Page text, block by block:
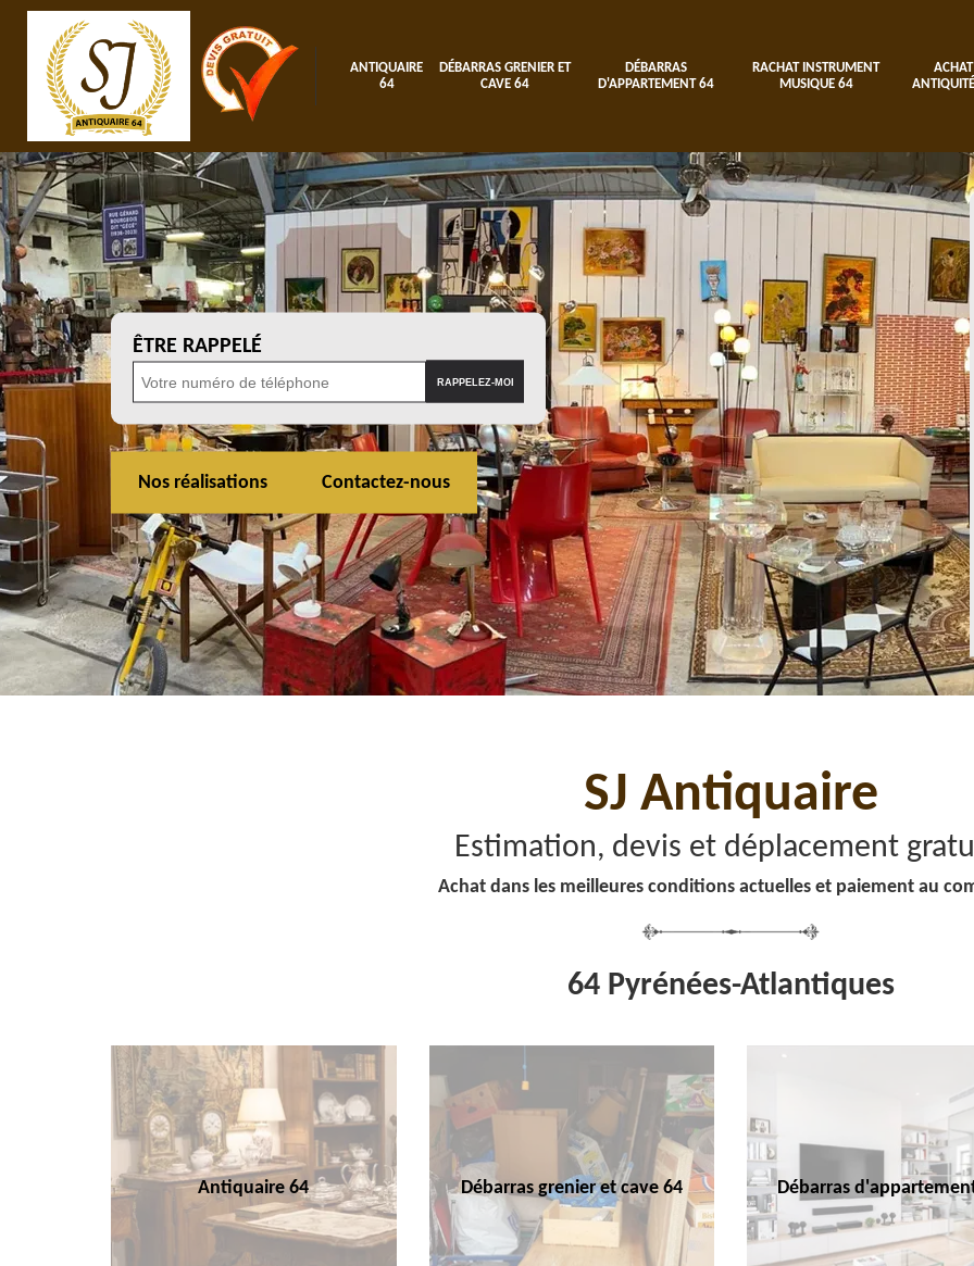
ANTIQUAIRE
64
DÉBARRAS GRENIER ET
CAVE 64
DÉBARRAS
D'APPARTEMENT 64
RACHAT INSTRUMENT
MUSIQUE 64
ACHAT
ÊTRE RAPPELÉ
Nos réalisations Contactez-nous
SJ Antiquaire
Estimation, devis et déplacement
Achat dans les meilleures conditions actuelles et paiement au
64 Pyrénées-Atlantiques
Antiquaire 64 Débarras grenier et cave 64 Débarras